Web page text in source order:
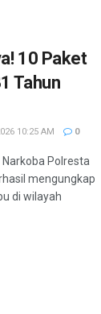
10 Paket
Tahun
10:25 AM 0
Narkoba Polresta
mengungkap
di wilayah